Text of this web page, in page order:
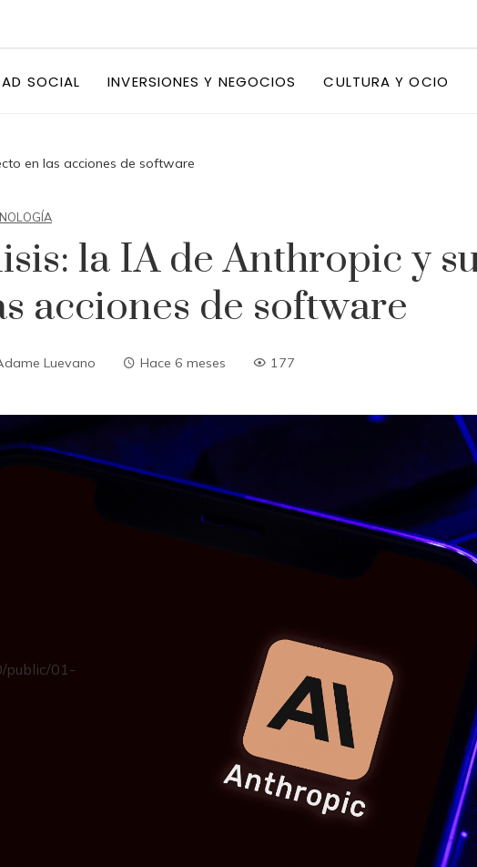
SOCIAL INVERSIONES Y NEGOCIOS CULTURA Y OCIO
en las acciones de software
la IA de Anthropic y
acciones de software
Luevano Hace 6 meses 177